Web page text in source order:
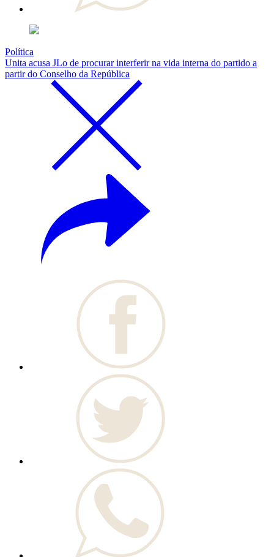
Política
Unita acusa JLo de procurar interferir na vida interna do partido a
partir do Conselho da República